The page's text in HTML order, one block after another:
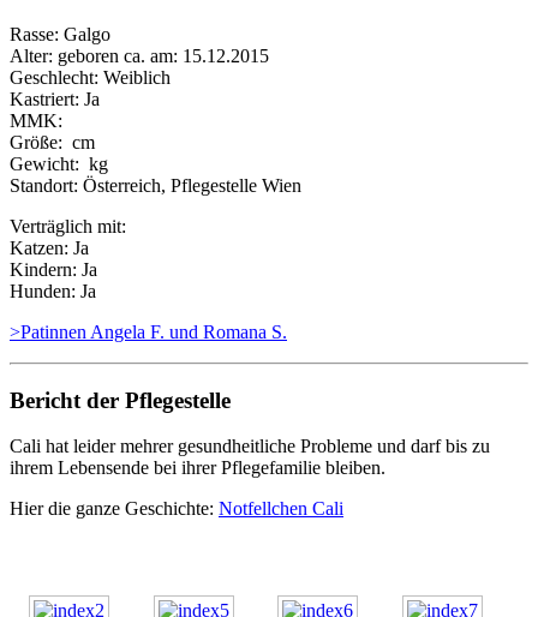
Rasse: Galgo
Alter: geboren ca. am: 15.12.2015
Geschlecht: Weiblich
Kastriert: Ja
MMK:
Größe: cm
Gewicht: kg
Standort: Österreich, Pflegestelle Wien
Verträglich mit:
Katzen: Ja
Kindern: Ja
Hunden: Ja
>Patinnen Angela F. und Romana S.
Bericht der Pflegestelle
Cali hat leider mehrer gesundheitliche Probleme und darf bis zu
ihrem Lebensende bei ihrer Pflegefamilie bleiben.
Hier die ganze Geschichte: Notfellchen Cali